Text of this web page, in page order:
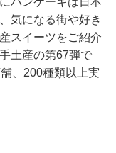
気になる街や好き
スイーツをご紹介
土産の第67弾で
、200種類以上実